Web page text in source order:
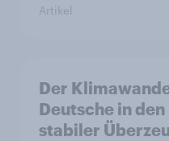
Artikel
Der
Deutsche in
stabiler